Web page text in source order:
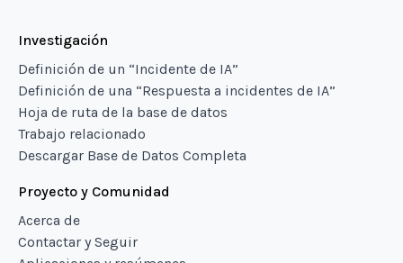
Investigación
Definición de un “Incidente de IA”
Definición de una “Respuesta a incidentes de IA”
Hoja de ruta de la base de datos
Trabajo relacionado
Descargar Base de Datos Completa
Proyecto y Comunidad
Acerca de
Contactar y Seguir